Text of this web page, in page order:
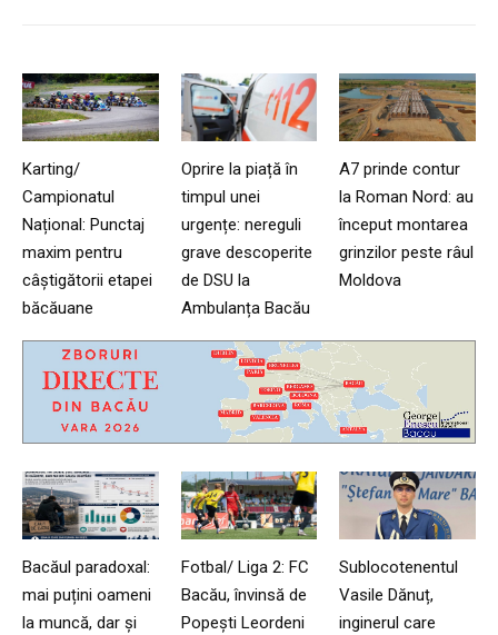
Karting/
Campionatul
Național: Punctaj
maxim pentru
câștigătorii etapei
băcăuane
Oprire la piață în
timpul unei
urgențe: nereguli
grave descoperite
de DSU la
Ambulanța Bacău
A7 prinde contur
la Roman Nord: au
început montarea
grinzilor peste râul
Moldova
Bacăul paradoxal:
mai puțini oameni
la muncă, dar și
Fotbal/ Liga 2: FC
Bacău, învinsă de
Popești Leordeni
Sublocotenentul
Vasile Dănuț,
inginerul care